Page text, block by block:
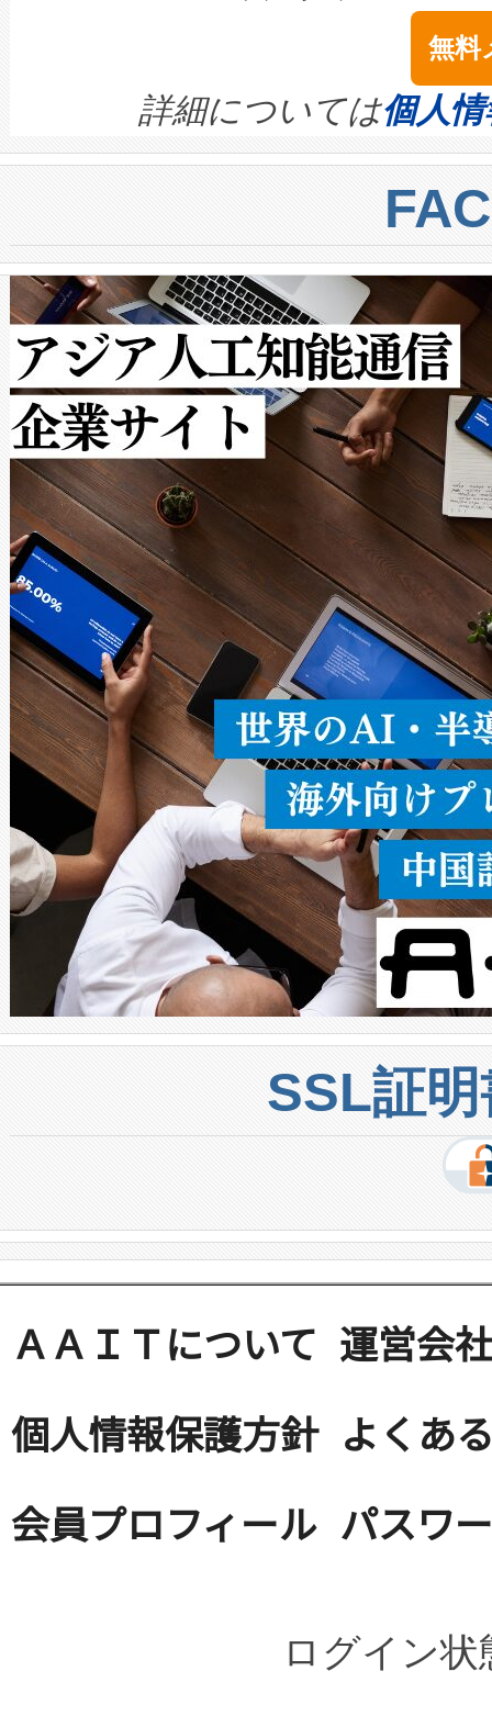
ームを利用すれば、6,000万
きます。この効率性は、フェ
念は、現在データセンターが
ます。 Voltaiq provides a
quality and reliability for AI
BESS stack to ensure battery
centers. Voltaiqは、ai&のAI
からシステム統合、試運転、
クルの各段階のデータを監視
[…]
は1535 nmレーザーを搭載。
イズの小径化を実現すること
す。ノーマルモードでは、
ートル先まで検出でき、これ
トに対して約600メートルに
では、反射率10％のターゲッ
で向上し、最大検知距離は
ットだけで最大1キロメート
ルの変電所周囲を監視でき、
作業と点群処理を簡素化でき
Avia 2は、2種類のFOVオプシ
× 80°のノーマルモード、長
ードを切り替えて使用するこ
ることなく、単一のデバイス
うにします。遠距離まで届く
密度なスキャ […]
無料
詳細については個人
SSL証
ＡＡＩＴについて 運営会社
個人情報保護方針 よくあ
会員プロフィール パスワ
ログイン